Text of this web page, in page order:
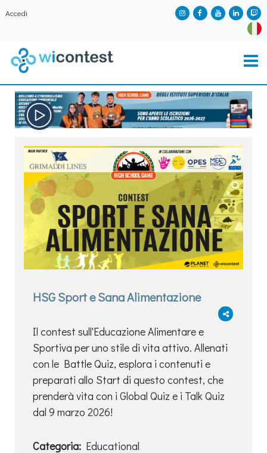
Accedi
HSG Sport e Sana Alimentazione
Il contest sull'Educazione Alimentare e
Sportiva per uno stile di vita attivo. Allenati
con le Battle Quiz, esplora i contenuti e
preparati allo Start di questo contest, che
prenderà vita con i Global Quiz e i Talk Quiz
dal 9 marzo 2026!
Categoria: Educational